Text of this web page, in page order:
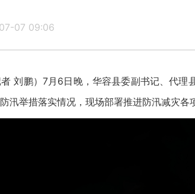
07 09:06
鹏）7月6日晚，华容县委副书记、代理
汛举措落实情况，现场部署推进防汛减灾各